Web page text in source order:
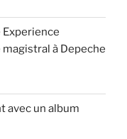
Experience
à Depeche
avec un album